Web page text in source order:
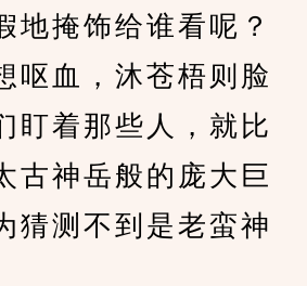
掩饰给谁看呢？
呕血，沐苍梧则脸
盯着那些人，就比
古神岳般的庞大巨
猜测不到是老蛮神